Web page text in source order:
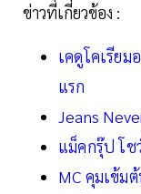
ข่าวที่เกี่ยวข้อง :
เคดูโคเรียม
แรก
Jeans
แม็คกรุ๊ป โช
MC คุมเข้ม